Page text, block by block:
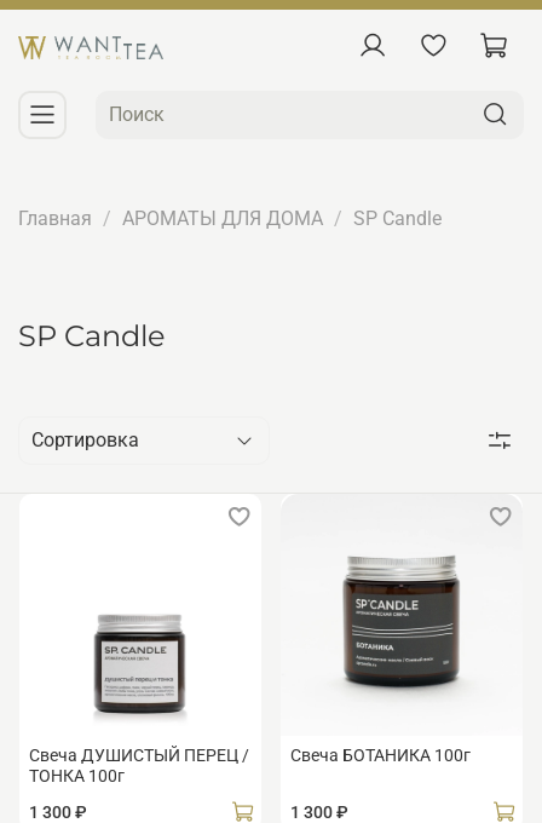
Главная АРОМАТЫ ДЛЯ ДОМА SP Candle
SP Candle
Свеча ДУШИСТЫЙ ПЕРЕЦ /
ТОНКА 100г
1 300 ₽
Свеча БОТАНИКА 100г
1 300 ₽